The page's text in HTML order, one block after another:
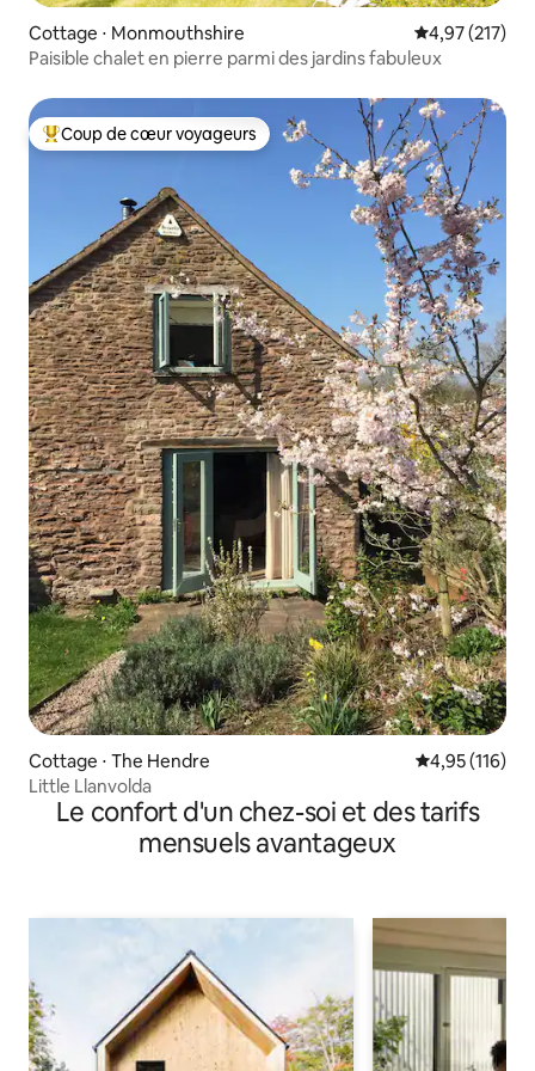
Cottage ⋅ Monmouthshire Évaluation
4,97 (217)
Paisible chalet en pierre parmi des jardins fabuleux
Coups de cœur voyageurs les plus appréciés
Coup de cœur voyageurs
Cottage ⋅ The Hendre Évaluation
4,95 (116)
Little Llanvolda
Le confort d'un chez-soi et des tarifs
mensuels avantageux